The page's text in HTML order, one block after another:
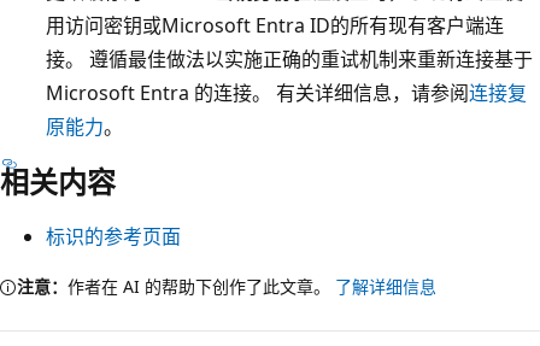
用访问密钥或Microsoft Entra ID的所有现有客户端连
接。 遵循最佳做法以实施正确的重试机制来重新连接基于
Microsoft Entra 的连接。 有关详细信息，请参阅连接复
原能力。
相关内容
标识的参考页面
注意： 作者在 AI 的帮助下创作了此文章。 了解详细信息